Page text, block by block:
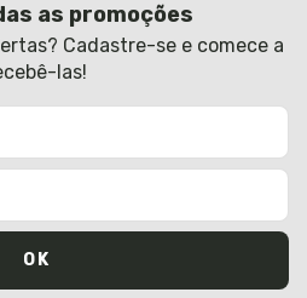
as promoções
Cadastre-se e comece a
las!